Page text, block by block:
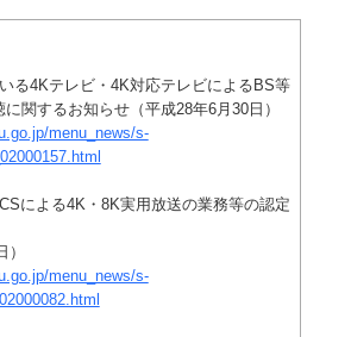
る4Kテレビ・4K対応テレビによるBS等
関するお知らせ（平成28年6月30日）
menu_news/s-
による4K・8K実用放送の業務等の認定
menu_news/s-